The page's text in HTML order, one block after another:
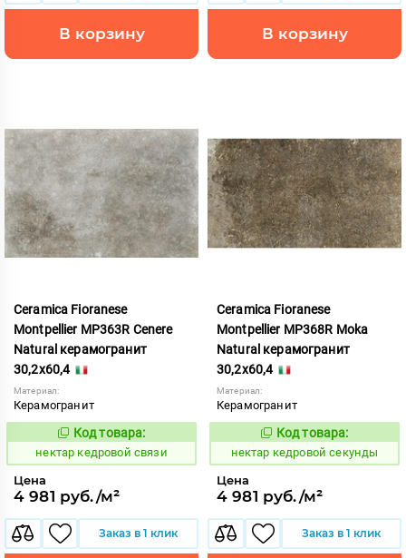
В корзину В корзину
Ceramica Fioranese
Montpellier MP363R Cenere
Natural керамогранит
30,2x60,4
Материал:
Керамогранит
1129836
Код товара:
нектар кедровой связи
Цена
4 981 руб./м²
Заказ в 1 клик
Ceramica Fioranese
Montpellier MP368R Moka
Natural керамогранит
30,2x60,4
Материал:
Керамогранит
1129837
Код товара:
нектар кедровой секунды
Цена
4 981 руб./м²
Заказ в 1 клик